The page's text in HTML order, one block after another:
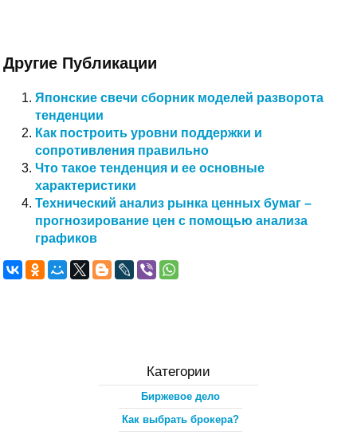
Другие Публикации
Японские свечи сборник моделей разворота
тенденции
Как построить уровни поддержки и
сопротивления правильно
Что такое тенденция и ее основные
характеристики
Технический анализ рынка ценных бумаг –
прогнозирование цен с помощью анализа
графиков
Категории
Биржевое дело
Как выбрать брокера?